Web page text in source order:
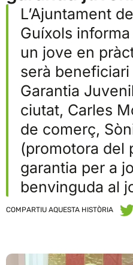
L’Ajuntament
Guíxols
un jove en
serà
Garantia
ciutat, Carles
de comerç,
(promotora del
garantia per a
benvinguda al
COMPARTIU AQUESTA HISTÒRIA